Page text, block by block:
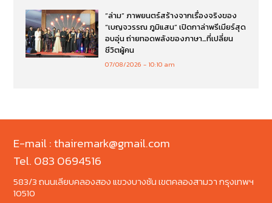
“ล่าม” ภาพยนตร์สร้างจากเรื่องจริงของ
“เบญจวรรณ ภูมิแสน” เปิดกาล่าพรีเมียร์สุด
อบอุ่น ถ่ายทอดพลังของภาษา…ที่เปลี่ยน
ชีวิตผู้คน
07/08/2026 10:10 am
E-mail : thairemark@gmail.com
Tel. 083 0694516
583/3 ถนนเลียบคลองสอง แขวงบางชัน เขตคลองสามวา กรุงเทพฯ
10510